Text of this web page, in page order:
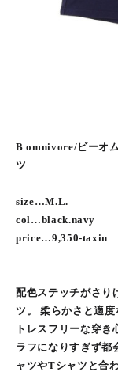
B omnivore/ビーオ
ツ
size…M.L.
col…black.navy
price…9,350-taxin
配色ステッチがさり
ツ。 柔らかさと適
トレスフリーな穿き
ラフになりすぎず都
ャツやTシャツと合